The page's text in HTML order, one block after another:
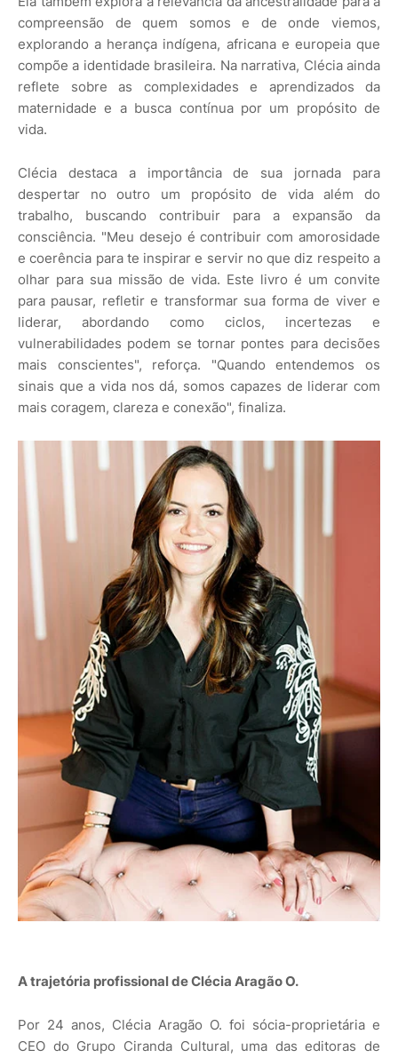
compreensão de quem somos e de onde viemos,
explorando a herança indígena, africana e europeia que
compõe a identidade brasileira. Na narrativa, Clécia ainda
reflete sobre as complexidades e aprendizados da
maternidade e a busca contínua por um propósito de
vida.
Clécia destaca a importância de sua jornada para
despertar no outro um propósito de vida além do
trabalho, buscando contribuir para a expansão da
consciência. "Meu desejo é contribuir com amorosidade
e coerência para te inspirar e servir no que diz respeito a
olhar para sua missão de vida. Este livro é um convite
para pausar, refletir e transformar sua forma de viver e
liderar, abordando como ciclos, incertezas e
vulnerabilidades podem se tornar pontes para decisões
mais conscientes", reforça. "Quando entendemos os
sinais que a vida nos dá, somos capazes de liderar com
mais coragem, clareza e conexão", finaliza.
A trajetória profissional de Clécia Aragão O.
Por 24 anos, Clécia Aragão O. foi sócia-proprietária e
CEO do Grupo Ciranda Cultural, uma das editoras de